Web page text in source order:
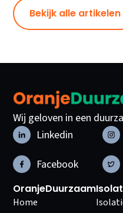
Bekijk alle artikelen
Wij geloven in een
Linkedin
Facebook
OranjeDuurzaam
Home